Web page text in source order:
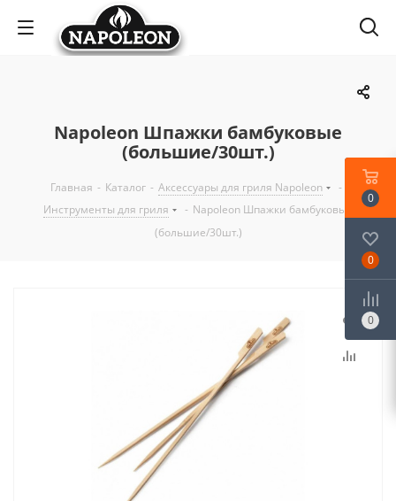
Napoleon Шпажки бамбуковые
(большие/30шт.)
Главная - Каталог - Аксессуары для гриля Napoleon
-
Инструменты для гриля
- Napoleon Шпажки бамбуковые
(большие/30шт.)
0
0
0